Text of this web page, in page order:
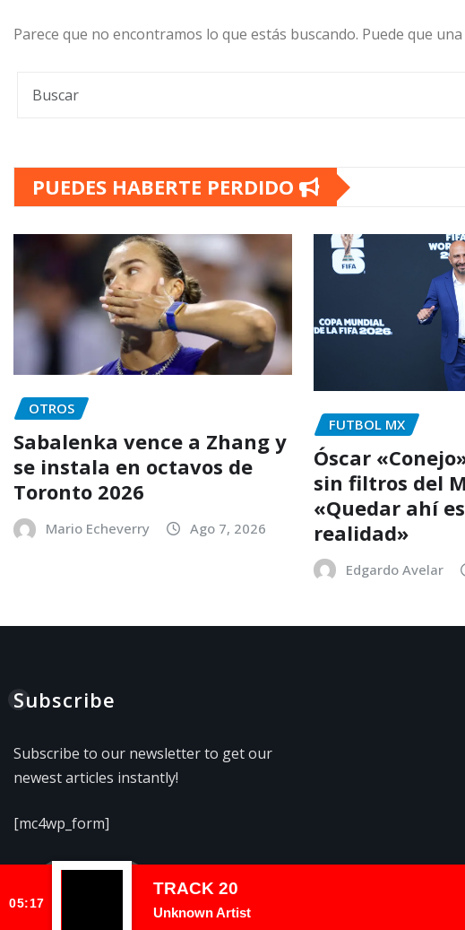
Parece que no encontramos lo que estás buscando. Puede que
PUEDES HABERTE PERDIDO
OTROS
Sabalenka vence a Zhang y
se instala en octavos de
Toronto 2026
Mario Echeverry Ago 7, 2026
FUTBOL MX
Óscar
sin filtros del
«Quedar ahí
realidad»
Edgardo Avelar
Subscribe
Subscribe to our newsletter to get our
newest articles instantly!
[mc4wp_form]
05:17
TRACK 20
Unknown Artist